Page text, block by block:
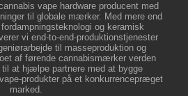
vape hardware producent med
til globale mærker. Med mere end
og keramisk
vi end-to-end-produktionstjenester
til masseproduktion og
af førende cannabismærker verden
at hjælpe partnere med at bygge
produkter på et konkurrencepræget
marked.